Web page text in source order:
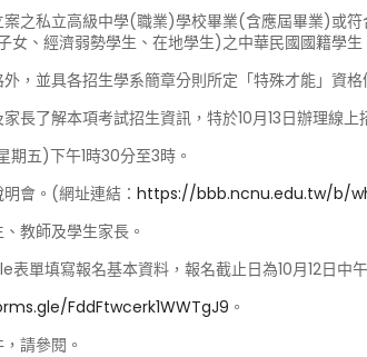
案之私立高級中學(職業)學校畢業(含應屆畢業)或
女、經濟弱勢學生、在地學生)之中華民國國籍學生
，並具各招生學系簡章分則所定「特殊才能」資
長了解本項考試招生資訊，特於10月13日辦理線
期五)下午1時30分至3時。
會。(網址連結： https://bbb.ncnu.edu.tw/b/
教師及學生家長。
單填寫報名基本資料，報名截止日為10月12日中
FddFtwcerk1WWTgJ9 。
請參閱。